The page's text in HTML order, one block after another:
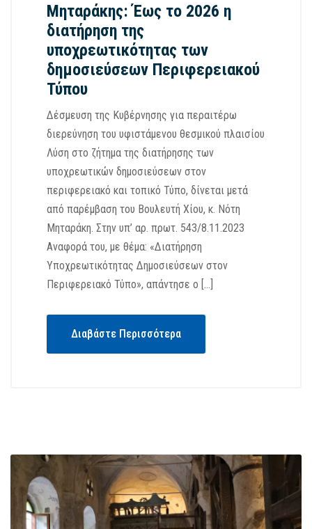
Μηταράκης: Έως το 2026 η
διατήρηση της
υποχρεωτικότητας των
δημοσιεύσεων Περιφερειακού
Τύπου
Δέσμευση της Κυβέρνησης για περαιτέρω
διερεύνηση του υφιστάμενου θεσμικού πλαισίου
Λύση στο ζήτημα της διατήρησης των
υποχρεωτικών δημοσιεύσεων στον
περιφερειακό και τοπικό Τύπο, δίνεται μετά
από παρέμβαση του Βουλευτή Χίου, κ. Νότη
Μηταράκη. Στην υπ’ αρ. πρωτ. 543/8.11.2023
Αναφορά του, με θέμα: «Διατήρηση
Υποχρεωτικότητας Δημοσιεύσεων στον
Περιφερειακό Τύπο», απάντησε ο […]
Διαβάστε Περισσότερα